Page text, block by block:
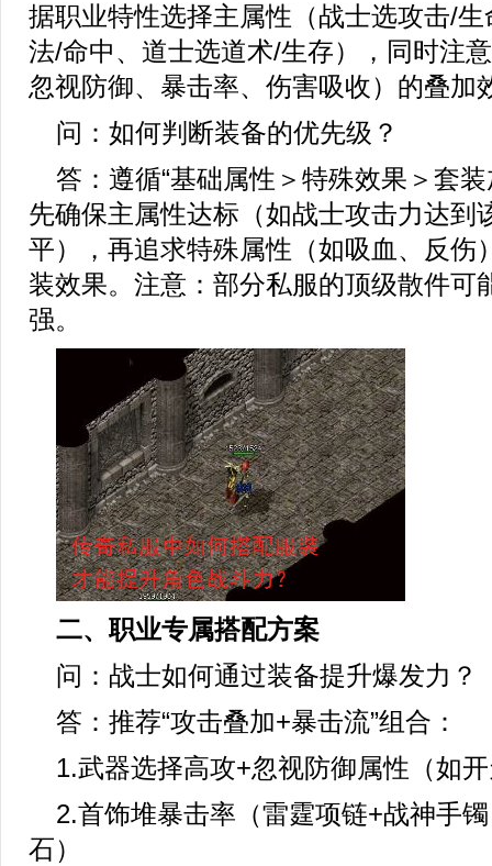
据职业特性选择主属性（战士选攻击/
法/命中、道士选道术/生存），同时注
忽视防御、暴击率、伤害吸收）的叠加
问：如何判断装备的优先级？
答：遵循“基础属性＞特殊效果＞套
先确保主属性达标（如战士攻击力达到
平），再追求特殊属性（如吸血、反伤
装效果。注意：部分私服的顶级散件可
强。
二、职业专属搭配方案
问：战士如何通过装备提升爆发力？
答：推荐“攻击叠加+暴击流”组合：
1.武器选择高攻+忽视防御属性（如
2.首饰堆暴击率（雷霆项链+战神手
石）